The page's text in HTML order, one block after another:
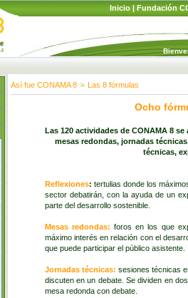
Inicio | Fundación
Así fue CONAMA 8 Las 8 fórmulas
Ocho
Las 120 actividades de CONAMA 8
mesas redondas, jornadas
técnicas,
Reflexiones: tertulias donde los
sector debatirán, con la ayuda de un
parte del desarrollo sostenible.
Mesas redondas: foros en los que
máximo interés en relación con el
que puede participar el público asistente.
Jornadas técnicas: sesiones técnicas
discuten en un debate. Se dividen en
mesa redonda con debate.